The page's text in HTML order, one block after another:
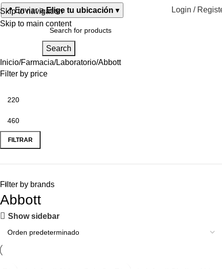
Skip to navigation
Skip to main content
📍 Enviar a Elige tu ubicación ▾ Login /
Search
Inicio Farmacia Laboratorio Abbott
Filter by price
FILTRAR
Filter by brands
Abbott
Show sidebar